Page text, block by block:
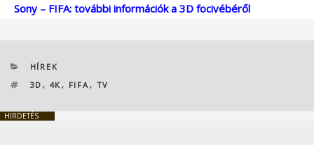
Sony – FIFA: további információk a 3D focivébéről
KATEGÓRIÁK
HÍREK
CÍMKÉK
3D , 4K , FIFA , TV
HIRDETÉS